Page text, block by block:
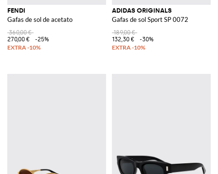
FENDI
Gafas de sol de acetato
360,00 €
270,00 €
-25%
ADIDAS ORIGINALS
Gafas de sol Sport SP 0072
189,00 €
132,30 €
-30%